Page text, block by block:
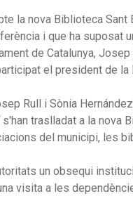
la nova Biblioteca
i que ha suposat
de Catalunya,
el president de
Rull i Sònia
traslladat a la nova
del municipi, les
un obsequi
visita a les